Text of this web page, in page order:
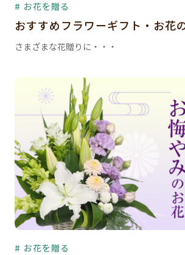
# お花を贈る
おすすめフラワーギフト・お花
さまざまな花贈りに・・・
# お花を贈る